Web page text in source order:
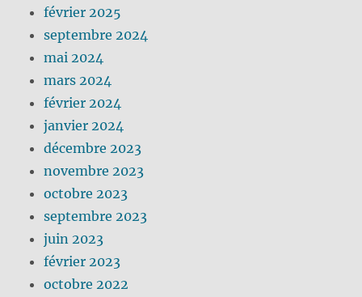
février 2025
septembre 2024
mai 2024
mars 2024
février 2024
janvier 2024
décembre 2023
novembre 2023
octobre 2023
septembre 2023
juin 2023
février 2023
octobre 2022